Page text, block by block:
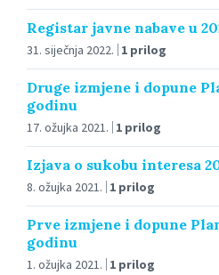
Registar javne nabave u
31. siječnja 2022. 1 prilog
Druge izmjene i dopune
godinu
17. ožujka 2021. 1 prilog
Izjava o sukobu interesa
8. ožujka 2021. 1 prilog
Prve izmjene i dopune
godinu
1. ožujka 2021. 1 prilog